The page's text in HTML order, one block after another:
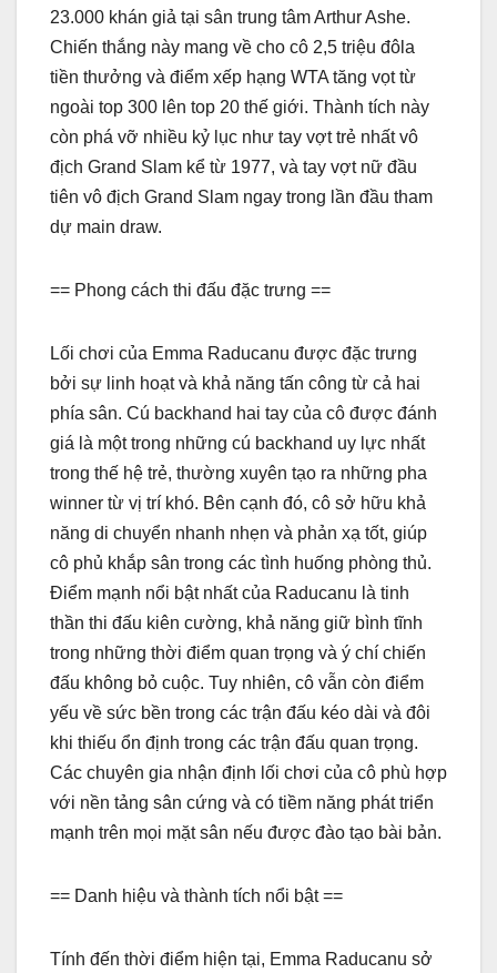
23.000 khán giả tại sân trung tâm Arthur Ashe.
Chiến thắng này mang về cho cô 2,5 triệu đôla
tiền thưởng và điểm xếp hạng WTA tăng vọt từ
ngoài top 300 lên top 20 thế giới. Thành tích này
còn phá vỡ nhiều kỷ lục như tay vợt trẻ nhất vô
địch Grand Slam kể từ 1977, và tay vợt nữ đầu
tiên vô địch Grand Slam ngay trong lần đầu tham
dự main draw.
== Phong cách thi đấu đặc trưng ==
Lối chơi của Emma Raducanu được đặc trưng
bởi sự linh hoạt và khả năng tấn công từ cả hai
phía sân. Cú backhand hai tay của cô được đánh
giá là một trong những cú backhand uy lực nhất
trong thế hệ trẻ, thường xuyên tạo ra những pha
winner từ vị trí khó. Bên cạnh đó, cô sở hữu khả
năng di chuyển nhanh nhẹn và phản xạ tốt, giúp
cô phủ khắp sân trong các tình huống phòng thủ.
Điểm mạnh nổi bật nhất của Raducanu là tinh
thần thi đấu kiên cường, khả năng giữ bình tĩnh
trong những thời điểm quan trọng và ý chí chiến
đấu không bỏ cuộc. Tuy nhiên, cô vẫn còn điểm
yếu về sức bền trong các trận đấu kéo dài và đôi
khi thiếu ổn định trong các trận đấu quan trọng.
Các chuyên gia nhận định lối chơi của cô phù hợp
với nền tảng sân cứng và có tiềm năng phát triển
mạnh trên mọi mặt sân nếu được đào tạo bài bản.
== Danh hiệu và thành tích nổi bật ==
Tính đến thời điểm hiện tại, Emma Raducanu sở